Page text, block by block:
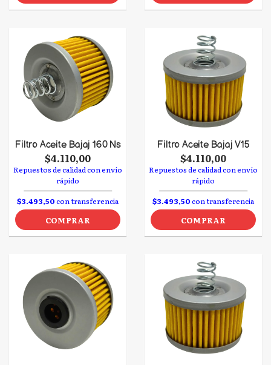
Filtro Aceite Bajaj 160 Ns
$4.110,00
Repuestos de calidad con envío
rápido
$3.493,50con transferencia
COMPRAR
Filtro Aceite Bajaj V15
$4.110,00
Repuestos de calidad con envío
rápido
$3.493,50con transferencia
COMPRAR